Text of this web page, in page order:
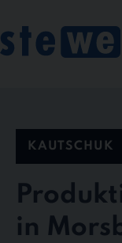
content
KAUTSCHUK
in